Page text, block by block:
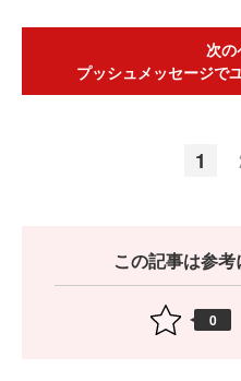
次の
プッシュメッセージで
1
この記事は参
0